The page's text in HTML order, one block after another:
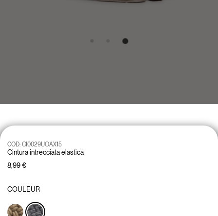
Cintura intrecciata elastica
COD: CI0029UOAX15
8,99 €
COULEUR